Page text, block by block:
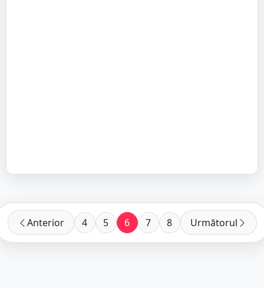
Anterior 4 5 6 7 8 Următorul